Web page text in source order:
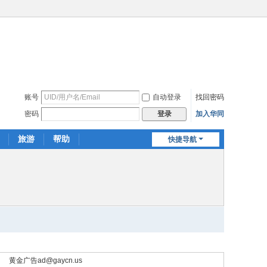
账号 自动登录
找回密码
密码
登录 加入华同
快捷导航
旅游 帮助
黄金广告ad@gaycn.us